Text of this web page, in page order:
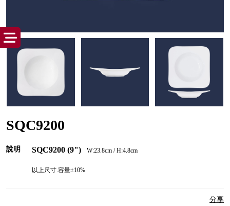
SQC9200
說明 SQC9200 (9") W:23.8cm / H:4.8cm
以上尺寸.容量±10%
分享